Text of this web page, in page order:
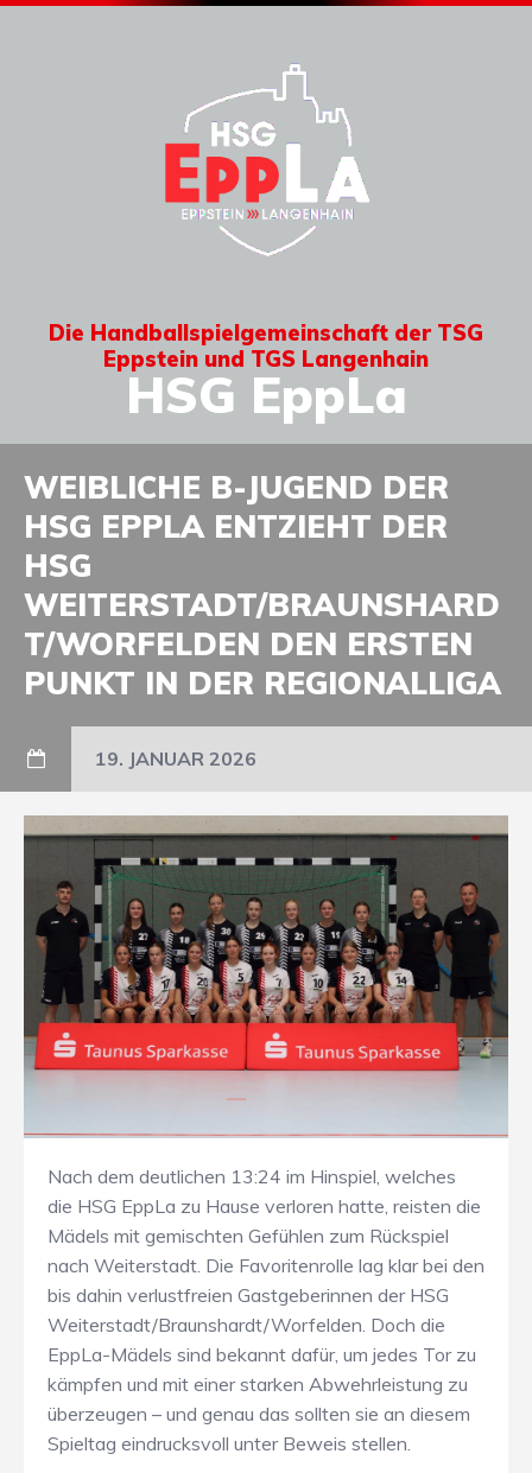
Die Handballspielgemeinschaft der TSG
Eppstein und TGS Langenhain
HSG EppLa
WEIBLICHE B-JUGEND DER
HSG EPPLA ENTZIEHT DER
HSG
WEITERSTADT/BRAUNSHARD
T/WORFELDEN DEN ERSTEN
PUNKT IN DER REGIONALLIGA
19. JANUAR 2026
Nach dem deutlichen 13:24 im Hinspiel, welches
die HSG EppLa zu Hause verloren hatte, reisten die
Mädels mit gemischten Gefühlen zum Rückspiel
nach Weiterstadt. Die Favoritenrolle lag klar bei den
bis dahin verlustfreien Gastgeberinnen der HSG
Weiterstadt/Braunshardt/Worfelden. Doch die
EppLa-Mädels sind bekannt dafür, um jedes Tor zu
kämpfen und mit einer starken Abwehrleistung zu
überzeugen – und genau das sollten sie an diesem
Spieltag eindrucksvoll unter Beweis stellen.